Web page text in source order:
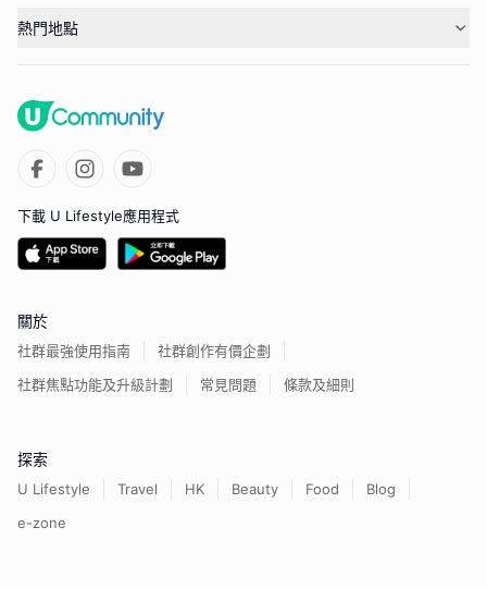
熱門地點
下載 U Lifestyle應用程式
關於
社群最強使用指南
社群創作有價企劃
社群焦點功能及升級計劃
常見問題 條款及細則
探索
U Lifestyle Travel HK Beauty Food
Blog
e-zone